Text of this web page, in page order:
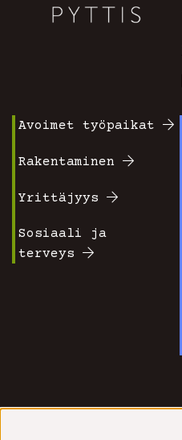
valikko
1
Avoimet työpaikat
Rakentaminen
Yrittäjyys
Sosiaali ja
terveys